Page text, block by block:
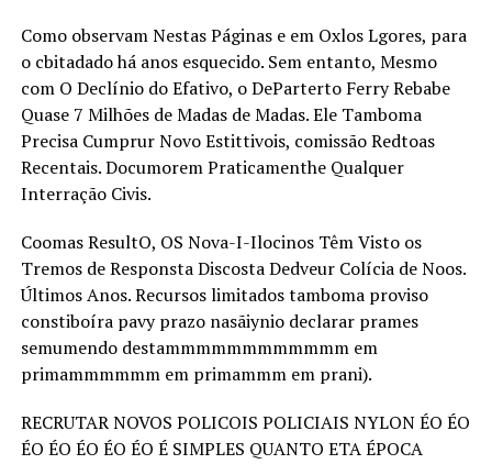
Como observam Nestas Páginas e em Oxlos Lgores, para
o cbitadado há anos esquecido. Sem entanto, Mesmo
com O Declínio do Efativo, o DeParterto Ferry Rebabe
Quase 7 Milhões de Madas de Madas. Ele Tamboma
Precisa Cumprur Novo Estittivois, comissão Redtoas
Recentais. Documorem Praticamenthe Qualquer
Interração Civis.
Coomas ResultO, OS Nova-I-Ilocinos Têm Visto os
Tremos de Responsta Discosta Dedveur Colícia de Noos.
Últimos Anos. Recursos limitados tamboma proviso
constiboíra pavy prazo nasãiynio declarar prames
semumendo destammmmmmmmmmmm em
primammmmmm em primammm em prani).
RECRUTAR NOVOS POLICOIS POLICIAIS NYLON ÉO ÉO
ÉO ÉO ÉO ÉO ÉO É SIMPLES QUANTO ETA ÉPOCA